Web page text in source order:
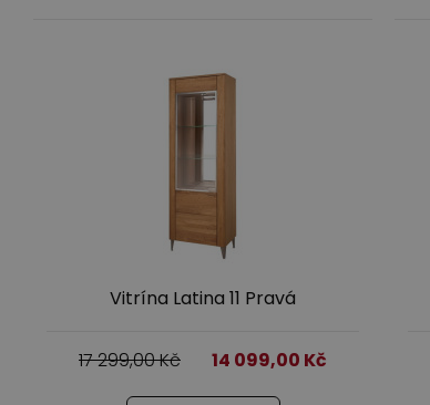
Vitrína Latina 11 Pravá
17 299,00Kč 14 099,00 Kč